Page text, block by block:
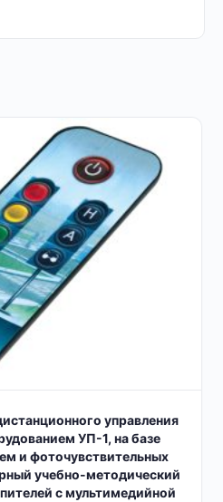
управления
УП-1, на базе
и фоточувствительных
учебно-методический
с мультимедийной